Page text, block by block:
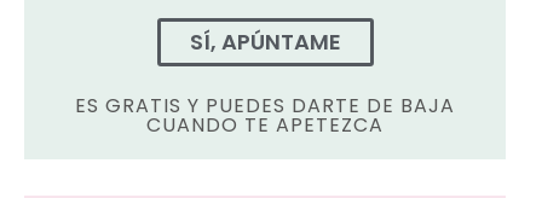
SÍ, APÚNTAME
ES GRATIS Y PUEDES DARTE DE BAJA
CUANDO TE APETEZCA